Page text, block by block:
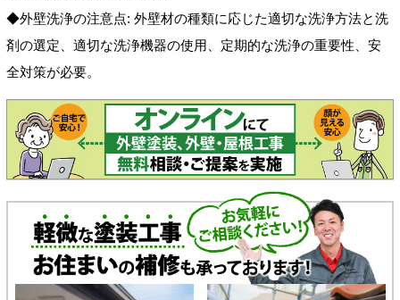
◆外壁洗浄の注意点: 外壁材の種類に応じた適切な洗浄方法と洗
剤の選定、適切な洗浄機器の使用、定期的な洗浄の重要性、安
全対策が必要。